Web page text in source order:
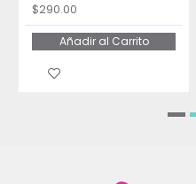
$290.00
Añadir al Carrito